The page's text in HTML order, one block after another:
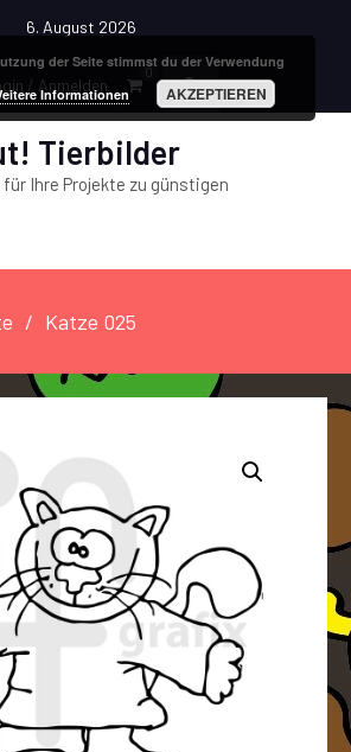
6. August 2026
/ Anmelden
0
Tierbilder
Ihre Projekte zu günstigen
Katze 025
der Seite stimmst du der Verwendung
Informationen AKZEPTIEREN